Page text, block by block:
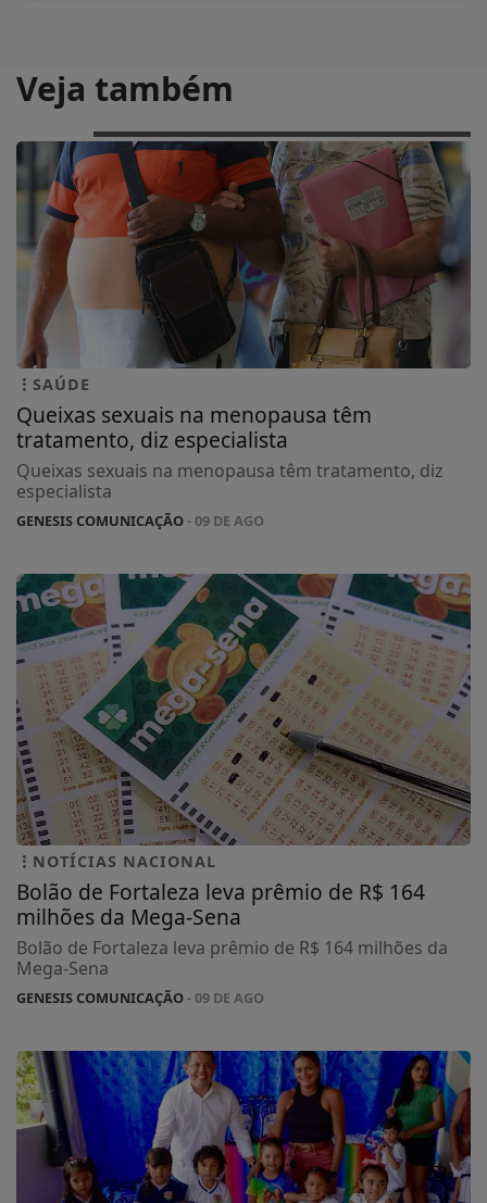
Veja também
SAÚDE
Queixas sexuais na menopausa têm
tratamento, diz especialista
Queixas sexuais na menopausa têm tratamento, diz
especialista
GENESIS COMUNICAÇÃO- 09 DE AGO
NOTÍCIAS NACIONAL
Bolão de Fortaleza leva prêmio de R$ 164
milhões da Mega-Sena
Bolão de Fortaleza leva prêmio de R$ 164 milhões da
Mega-Sena
GENESIS COMUNICAÇÃO- 09 DE AGO